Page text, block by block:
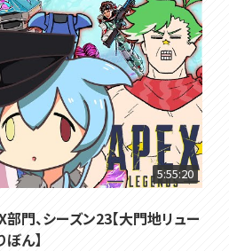
5:55:20
部門、シーズン23【大門地リュー
ん】